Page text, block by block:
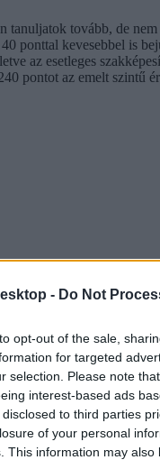
- Do Not
opt-out of the sale,
for targeted
selection. Please note
interest-based ads
to third parties
of your personal
This information may
tanuljatok tovább, de
ponttal kevesebbel is
az esetleges
pontot az emelt